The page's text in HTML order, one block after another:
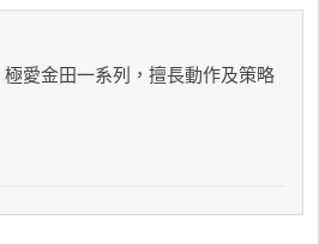
愛金田一系列，擅長動作及策略